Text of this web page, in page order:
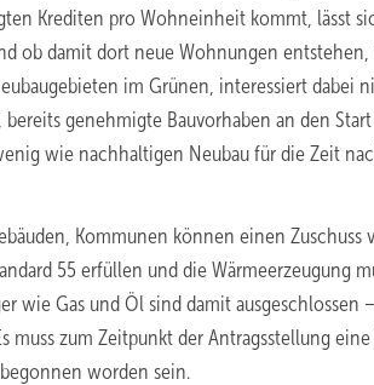
Krediten pro Wohneinheit kommt, lässt
ob damit dort neue Wohnungen
im Grünen, interessiert dabei
genehmigte Bauvorhaben an den
wie nachhaltigen Neubau für die Zeit
Kommunen können einen
55 erfüllen und die Wärmeerzeugung
wie Gas und Öl sind damit ausgeschlossen
muss zum Zeitpunkt der Antragsstellung
worden sein.